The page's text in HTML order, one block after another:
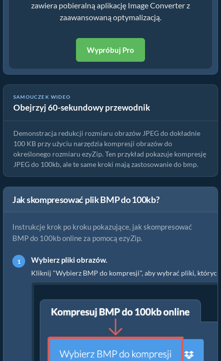
zawiera pobieralną aplikację Image Converter z
zaawansowaną optymalizacją.
Wypróbuj Pro
SAMOUCZEK WIDEO
Obejrzyj 60-sekundowy przewodnik
Jak skompresować bmp do określonego rozmiaru
Demonstracja redukcji rozmiaru obrazów JPEG do dokładnie
100 KB przy użyciu narzędzia kompresji obrazów do
określonego rozmiaru ezyZip. Ten przykład pokazuje kompresję
JPEG do 100kb, ale te same kroki mają zastosowanie do bmp.
Jak skompresować plik BMP do 100kb?
Instrukcje krok po kroku pokazujące, jak skompresować
BMP do 100kb online za pomocą ezyZip.
Wybierz pliki obrazów.
Kliknij "Wybierz BMP do kompresji", aby wybrać pliki,